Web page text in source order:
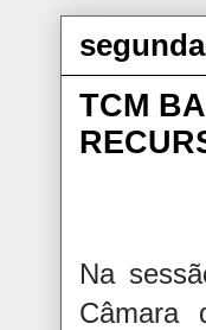
TCM
Na
Câmara